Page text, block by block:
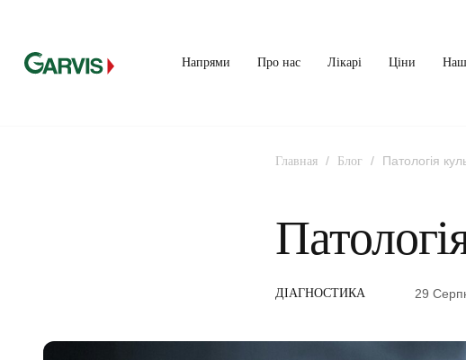
Напрями Про нас Лікарі Ціни
Главная / Блог / Патологія
ДІАГНОСТИКА 29